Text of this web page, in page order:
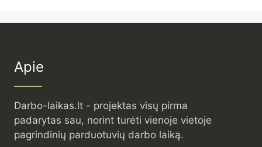
Apie
Darbo-laikas.lt - projektas visų pirma
padarytas sau, norint turėti vienoje vietoje
pagrindinių parduotuvių darbo laiką.